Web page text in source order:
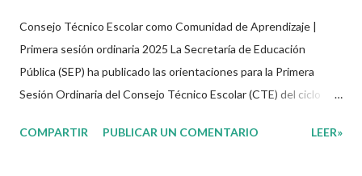
Consejo Técnico Escolar como Comunidad de Aprendizaje |
Primera sesión ordinaria 2025 La Secretaría de Educación
Pública (SEP) ha publicado las orientaciones para la Primera
Sesión Ordinaria del Consejo Técnico Escolar (CTE) del ciclo
Comunidades de Aprendizaje activas, colaborativas y
COMPARTIR PUBLICAR UN COMENTARIO LEER»